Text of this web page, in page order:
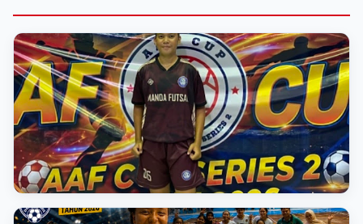
AAF CUP FUTSAL 2026 PELAJAR TURNAMEN AAF BELITUNG